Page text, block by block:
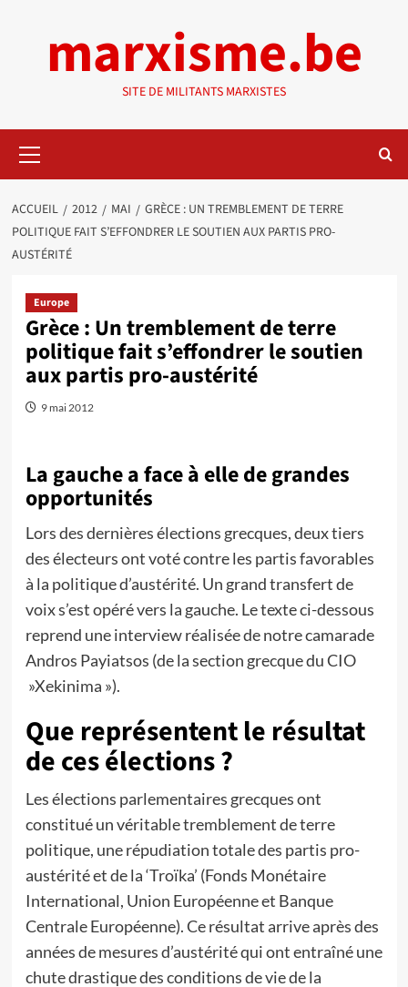
marxisme.be
SITE DE MILITANTS MARXISTES
principal
ACCUEIL 2012 MAI
GRÈCE : UN TREMBLEMENT DE TERRE
POLITIQUE FAIT S’EFFONDRER LE SOUTIEN AUX PARTIS PRO-
AUSTÉRITÉ
Europe
Grèce : Un tremblement de terre
politique fait s’effondrer le soutien
aux partis pro-austérité
9 mai 2012
La gauche a face à elle de grandes
opportunités
Lors des dernières élections grecques, deux tiers
des électeurs ont voté contre les partis favorables
à la politique d’austérité. Un grand transfert de
voix s’est opéré vers la gauche. Le texte ci-dessous
reprend une interview réalisée de notre camarade
Andros Payiatsos (de la section grecque du CIO
»Xekinima »).
Que représentent le résultat
de ces élections ?
Les élections parlementaires grecques ont
constitué un véritable tremblement de terre
politique, une répudiation totale des partis pro-
austérité et de la ‘Troïka’ (Fonds Monétaire
International, Union Européenne et Banque
Centrale Européenne). Ce résultat arrive après des
années de mesures d’austérité qui ont entraîné une
chute drastique des conditions de vie de la